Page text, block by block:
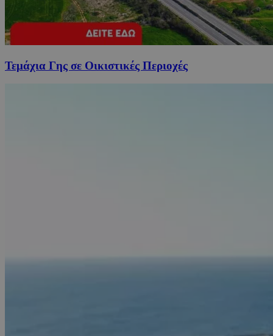
Τεμάχια Γης σε Οικιστικές Περιοχές